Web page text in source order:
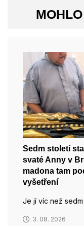
Sedm století
svaté Anny v
madona tam
vyšetření
Je jí víc než
3. 08. 2026